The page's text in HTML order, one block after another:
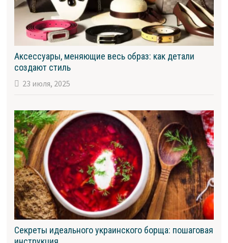
Аксессуары, меняющие весь образ: как детали
создают стиль
23 июля, 2025
Секреты идеального украинского борща: пошаговая